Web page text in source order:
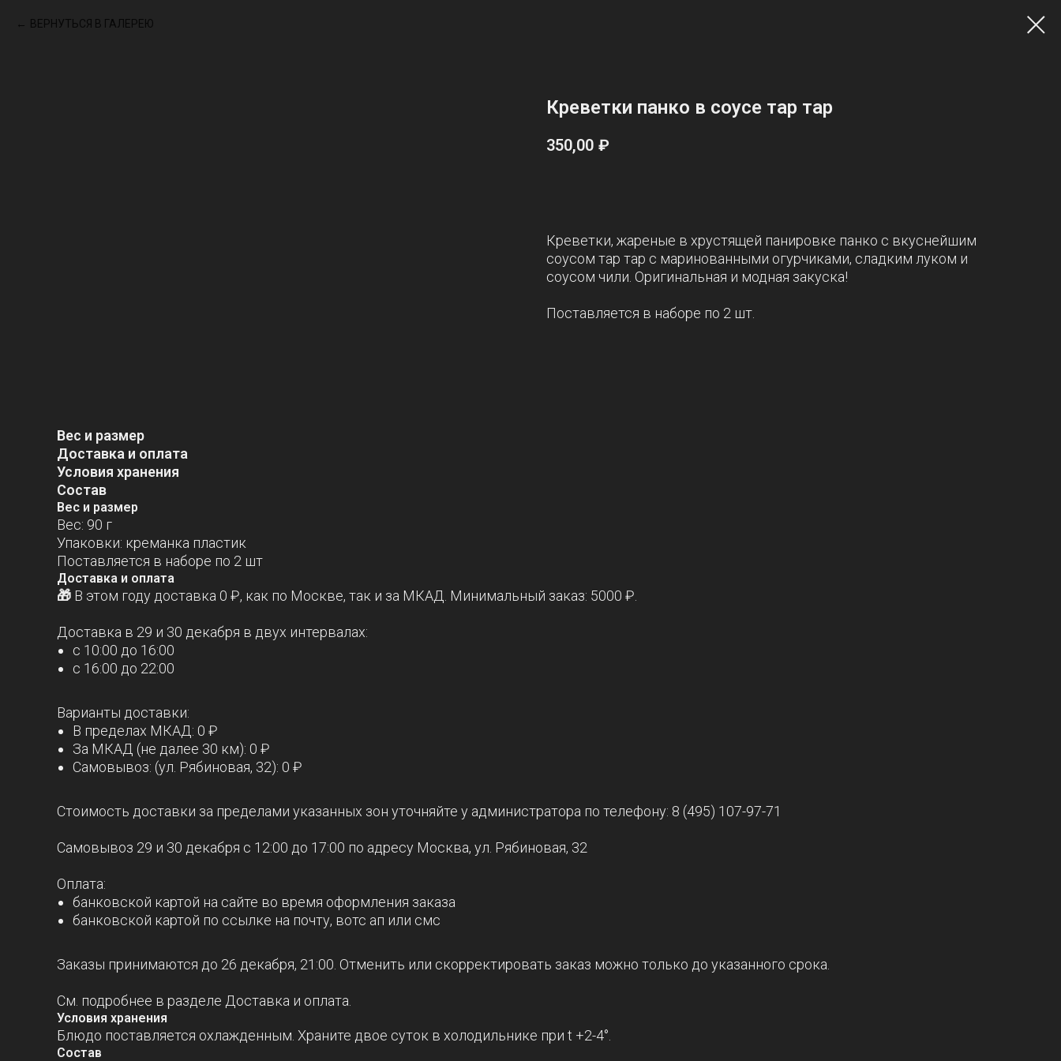
ВЕРНУТЬСЯ В ГАЛЕРЕЮ
Креветки панко в соусе тар тар
350,00 ₽
Креветки, жареные в хрустящей панировке панко с вкуснейшим
соусом тар тар с маринованными огурчиками, сладким луком и
соусом чили. Оригинальная и модная закуска!
Поставляется в наборе по 2 шт.
Вес и размер
Доставка и оплата
Условия хранения
Состав
Вес и размер
Вес: 90 г
Упаковки: креманка пластик
Поставляется в наборе по 2 шт
Доставка и оплата
🎁 В этом году доставка 0 ₽, как по Москве, так и за МКАД. Минимальный заказ: 5000 ₽.
Доставка в 29 и 30 декабря в двух интервалах:
с 10:00 до 16:00
с 16:00 до 22:00
Варианты доставки:
В пределах МКАД: 0 ₽
За МКАД (не далее 30 км): 0 ₽
Самовывоз: (ул. Рябиновая, 32): 0 ₽
Стоимость доставки за пределами указанных зон уточняйте у администратора по телефону: 8 (495) 107-97-71
Самовывоз 29 и 30 декабря с 12:00 до 17:00 по адресу Москва, ул. Рябиновая, 32
Оплата:
банковской картой на сайте во время оформления заказа
банковской картой по ссылке на почту, вотс ап или смс
Заказы принимаются до 26 декабря, 21:00. Отменить или скорректировать заказ можно только до указанного срока.
См. подробнее в разделе Доставка и оплата.
Условия хранения
Блюдо поставляется охлажденным. Храните двое суток в холодильнике при t +2-4°.
Состав